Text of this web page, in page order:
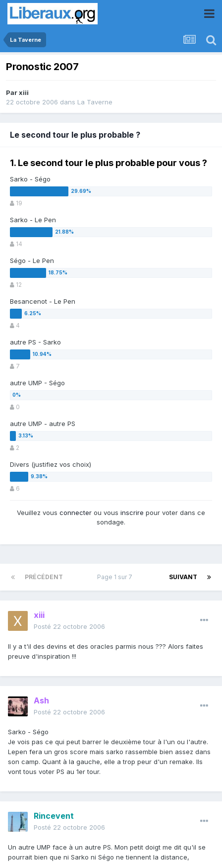
La Taverne
Pronostic 2007
Parxiii
22 octobre 2006 dans La Taverne
Le second tour le plus probable ?
1. Le second tour le plus probable pour vous ?
Sarko - Ségo
19
Sarko - Le Pen
14
Ségo - Le Pen
12
Besancenot - Le Pen
4
autre PS - Sarko
7
autre UMP - Ségo
0
autre UMP - autre PS
2
Divers (justifiez vos choix)
6
Veuillez vous connecter ou vous inscrire pour voter dans ce
sondage.
PRÉCÉDENT SUIVANT
Page 1 sur 7
xiii
Posté 22 octobre 2006
Il y a t'il des devins et des oracles parmis nous ??? Alors faites
preuve d'inspiration !!!
Ash
Posté 22 octobre 2006
Sarko - Ségo
Je vois pas ce qui peut barrer le deuxième tour à l'un ou l'autre.
Lepen fera un gros score mais sarko rassemble bien assez dans
son camp. Quant à la gauche, elle a trop peur d'un remake. Ils
vont tous voter PS au 1er tour.
Rincevent
Posté 22 octobre 2006
Un autre UMP face à un autre PS. Mon petit doigt me dit qu'il se
pourrait bien que ni Sarko ni Ségo ne tiennent la distance,